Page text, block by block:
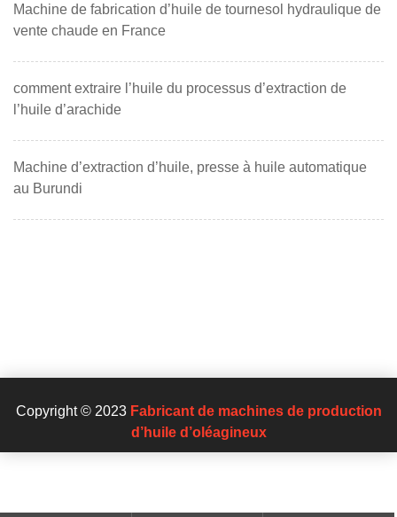
Machine de fabrication d’huile de tournesol hydraulique de
vente chaude en France
comment extraire l’huile du processus d’extraction de
l’huile d’arachide
Machine d’extraction d’huile, presse à huile automatique
au Burundi
Copyright © 2023 Fabricant de machines de production
d’huile d’oléagineux